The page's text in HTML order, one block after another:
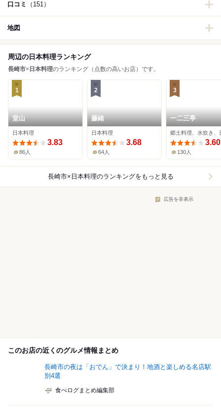
口コミ （151）
地図
周辺の日本料理ランキング
長崎市× 日本料理のランキング（点数の高いお店）です。
1
堂山
日本料理
3.83
86人
2
藤緒
日本料理
3.68
64人
3
一二三亭
3.60
130人
長崎市×日本料理のランキングをもっと見る
広告を非表示
このお店の近くのグルメ情報まとめ
長崎市の夜は「おでん」で決まり！地酒と楽しめる名店駅
別4選
食べログまとめ編集部